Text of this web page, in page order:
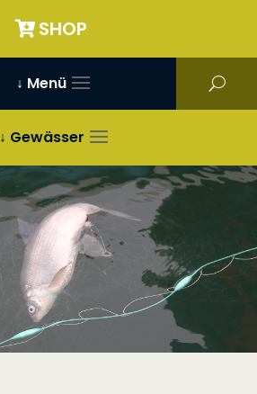
SHOP
↓ Menü
↓ Gewässer